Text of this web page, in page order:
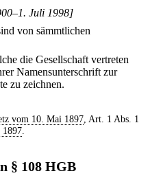
Juli 1998]
von sämmtlichen
die Gesellschaft vertreten
Namensunterschrift zur
zu zeichnen.
vom 10. Mai 1897, Art. 1 Abs. 1
1897
§ 108 HGB